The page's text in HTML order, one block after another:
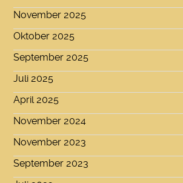
November 2025
Oktober 2025
September 2025
Juli 2025
April 2025
November 2024
November 2023
September 2023